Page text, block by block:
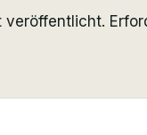
veröffentlicht.